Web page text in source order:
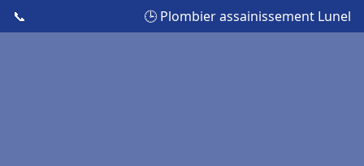
📞 🕒 Plombier assainissement Lunel